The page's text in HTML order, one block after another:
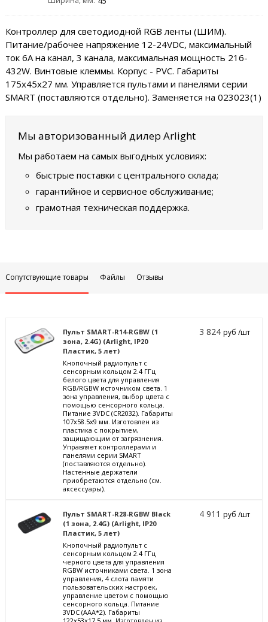
Контроллер для светодиодной RGB ленты (ШИМ).
Питание/рабочее напряжение 12-24VDC, максимальный
ток 6A на канал, 3 канала, максимальная мощность 216-
432W. Винтовые клеммы. Корпус - PVC. Габариты
175x45x27 мм. Управляется пультами и панелями серии
SMART (поставляются отдельно). Заменяется на 023023(1)
Мы авторизованный дилер Arlight
Мы работаем на самых выгодных условиях:
быстрые поставки с центрального склада;
гарантийное и сервисное обслуживание;
грамотная техническая поддержка.
Сопутствующие товары Файлы Отзывы
Пульт SMART-R14-RGBW (1
зона, 2.4G) (Arlight, IP20
Пластик, 5 лет)
Кнопочный радиопульт с
сенсорным кольцом 2.4 ГГц
белого цвета для управления
RGB/RGBW источником света. 1
зона управления, выбор цвета с
помощью сенсорного кольца.
Питание 3VDC (CR2032). Габариты
107x58.5x9 мм. Изготовлен из
пластика с покрытием,
защищающим от загрязнения.
Управляет контроллерами и
панелями серии SMART
(поставляются отдельно).
Настенные держатели
приобретаются отдельно (см.
аксессуары).
3 824руб /шт
Пульт SMART-R28-RGBW Black
(1 зона, 2.4G) (Arlight, IP20
Пластик, 5 лет)
Кнопочный радиопульт с
сенсорным кольцом 2.4 ГГц
черного цвета для управления
RGBW источниками света. 1 зона
управления, 4 слота памяти
пользовательских настроек,
управление цветом с помощью
сенсорного кольца. Питание
3VDC (AAA*2). Габариты
4 911руб /шт